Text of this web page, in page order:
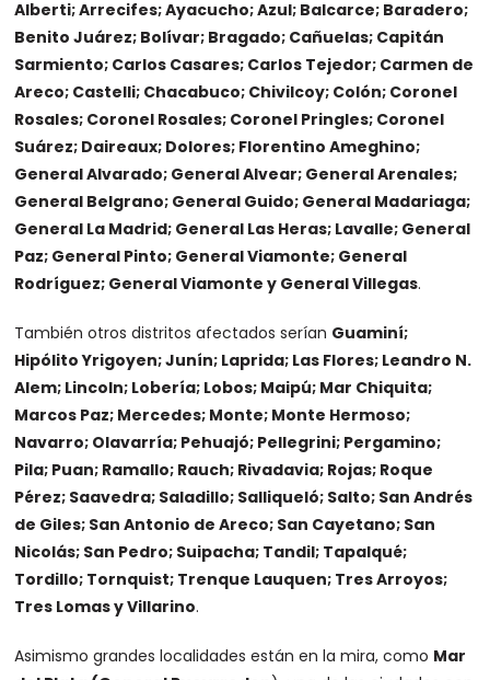
Alberti; Arrecifes; Ayacucho; Azul; Balcarce; Baradero;
Benito Juárez; Bolívar; Bragado; Cañuelas; Capitán
Sarmiento; Carlos Casares; Carlos Tejedor; Carmen de
Areco; Castelli; Chacabuco; Chivilcoy; Colón; Coronel
Rosales; Coronel Rosales; Coronel Pringles; Coronel
Suárez; Daireaux; Dolores; Florentino Ameghino;
General Alvarado; General Alvear; General Arenales;
General Belgrano; General Guido; General Madariaga;
General La Madrid; General Las Heras; Lavalle; General
Paz; General Pinto; General Viamonte; General
Rodríguez; General Viamonte y General Villegas.
También otros distritos afectados serían Guaminí;
Hipólito Yrigoyen; Junín; Laprida; Las Flores; Leandro N.
Alem; Lincoln; Lobería; Lobos; Maipú; Mar Chiquita;
Marcos Paz; Mercedes; Monte; Monte Hermoso;
Navarro; Olavarría; Pehuajó; Pellegrini; Pergamino;
Pila; Puan; Ramallo; Rauch; Rivadavia; Rojas; Roque
Pérez; Saavedra; Saladillo; Salliqueló; Salto; San Andrés
de Giles; San Antonio de Areco; San Cayetano; San
Nicolás; San Pedro; Suipacha; Tandil; Tapalqué;
Tordillo; Tornquist; Trenque Lauquen; Tres Arroyos;
Tres Lomas y Villarino.
Asimismo grandes localidades están en la mira, como Mar